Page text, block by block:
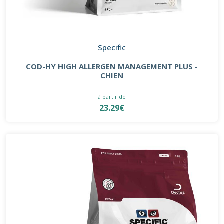
Specific
COD-HY HIGH ALLERGEN MANAGEMENT PLUS -
CHIEN
à partir de
23.29€